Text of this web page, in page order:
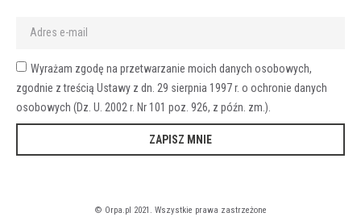
Wyrażam zgodę na przetwarzanie moich danych osobowych,
zgodnie z treścią Ustawy z dn. 29 sierpnia 1997 r. o ochronie danych
osobowych (Dz. U. 2002 r. Nr 101 poz. 926, z późn. zm.).
ZAPISZ MNIE
© Orpa.pl 2021. Wszystkie prawa zastrzeżone